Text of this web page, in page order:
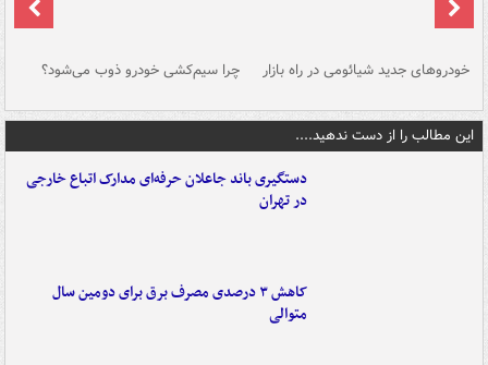
خودروهای جدید شیائومی در راه بازار چرا سیم‌کشی خودرو ذوب می‌شود؟
این مطالب را از دست ندهید....
دستگیری باند جاعلان حرفه‌ای مدارک اتباع خارجی
در تهران
کاهش ۳ درصدی مصرف برق برای دومین سال
متوالی